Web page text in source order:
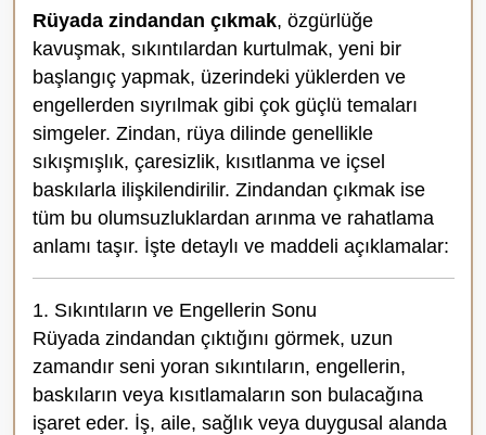
Rüyada zindandan çıkmak, özgürlüğe
kavuşmak, sıkıntılardan kurtulmak, yeni bir
başlangıç yapmak, üzerindeki yüklerden ve
engellerden sıyrılmak gibi çok güçlü temaları
simgeler. Zindan, rüya dilinde genellikle
sıkışmışlık, çaresizlik, kısıtlanma ve içsel
baskılarla ilişkilendirilir. Zindandan çıkmak ise
tüm bu olumsuzluklardan arınma ve rahatlama
anlamı taşır. İşte detaylı ve maddeli açıklamalar:
1. Sıkıntıların ve Engellerin Sonu
Rüyada zindandan çıktığını görmek, uzun
zamandır seni yoran sıkıntıların, engellerin,
baskıların veya kısıtlamaların son bulacağına
işaret eder. İş, aile, sağlık veya duygusal alanda